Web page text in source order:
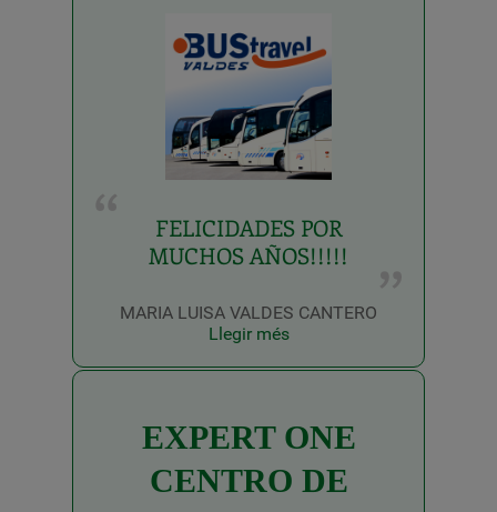
FELICIDADES POR
MUCHOS AÑOS!!!!!
MARIA LUISA VALDES CANTERO
Llegir més
EXPERT ONE
CENTRO DE